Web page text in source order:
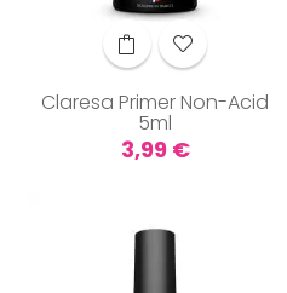
Claresa Primer Non-Acid
5ml
Preis
3,99 €